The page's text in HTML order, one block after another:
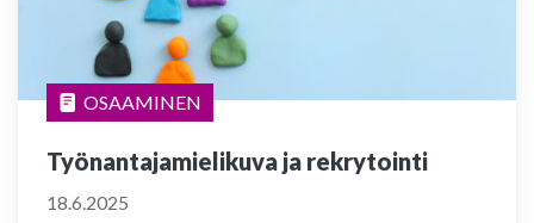
OSAAMINEN
Työnantajamielikuva ja rekrytointi
18.6.2025